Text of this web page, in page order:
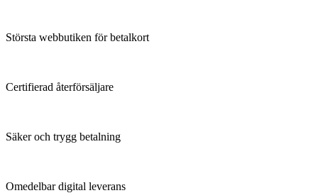
Största webbutiken för betalkort
Certifierad återförsäljare
Säker och trygg betalning
Omedelbar digital leverans